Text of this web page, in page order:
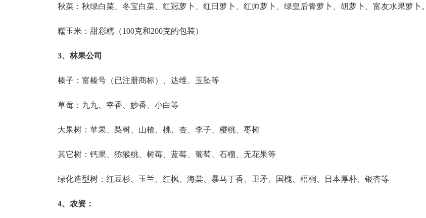
秋菜：秋绿白菜、冬宝白菜、红冠萝卜、红日萝卜、红帅萝卜、绿皇后青萝卜、胡萝卜、富友水果萝卜。
糯玉米：甜彩糯（100克和200克的包装）
3、林果公司
榛子：富榛号（已注册商标）、达维、玉坠等
草莓：九九、幸香、妙香、小白等
大果树：苹果、梨树、山楂、桃、杏、李子、樱桃、枣树
其它树：钙果、猕猴桃、树莓、蓝莓、葡萄、石榴、无花果等
绿化造型树：红豆杉、玉兰、红枫、海棠、暴马丁香、卫矛、国槐、梧桐、日本厚朴、银杏等
4、农资：